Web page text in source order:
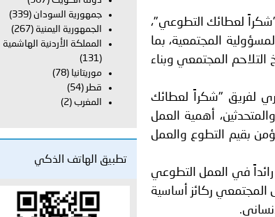
العربي الثاني عشر للمسؤولين عن الأمن السياحي 2026.
لعطائك التطوعي"،
المجتمعية، بما
المجتمعي وبناء
لفريق "شكراً لعطائك
أهمية العمل
بقيم التطوع والعمل
في العمل التطوعي
المجتمعي ركائز أساسية
جمهورية السودان (339)
الجمهورية اليمنية (267)
المملكة الأردنية الهاشمية
(131)
موريتانيا (78)
قطر (54)
المغرب (2)
تطبيق الهاتف الذكي